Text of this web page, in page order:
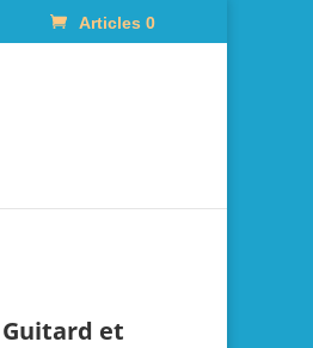
Articles 0
Guitard et